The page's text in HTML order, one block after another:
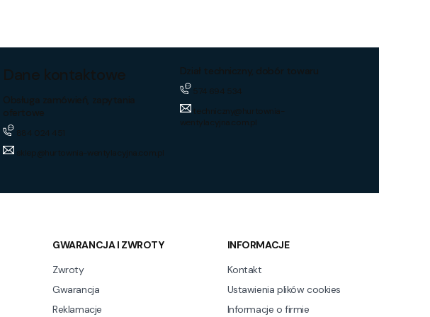
Dane kontaktowe
Obsługa zamówień, zapytania
ofertowe
884 024 451
sklep@hurtownia-wentylacyjna.com.pl
Dział techniczny, dobór towaru
574 694 534
techniczny@hurtownia-
wentylacyjna.com.pl
GWARANCJA I ZWROTY
Zwroty
Gwarancja
Reklamacje
INFORMACJE
Kontakt
Ustawienia plików cookies
Informacje o firmie